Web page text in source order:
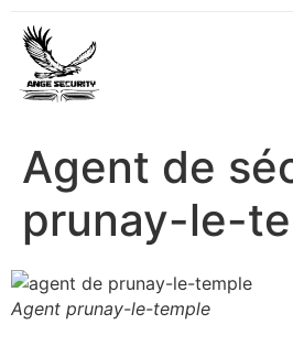
Agent de
prunay-le-
Agent prunay-le-temple